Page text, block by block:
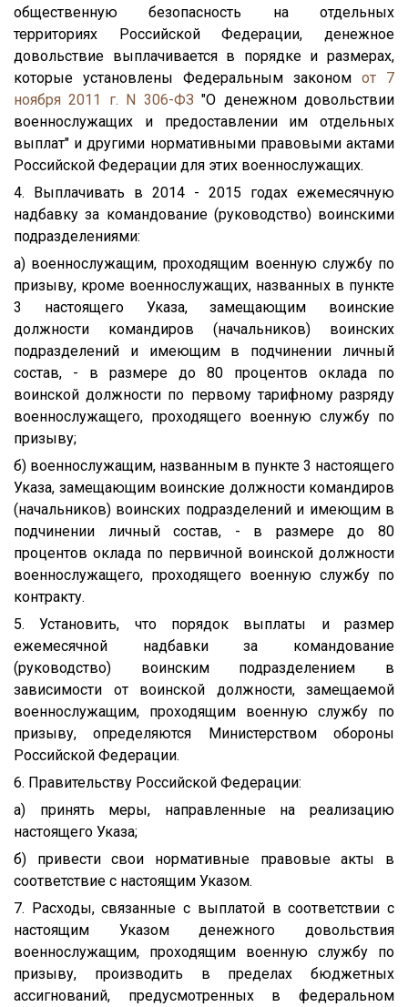
общественную безопасность на отдельных
территориях Российской Федерации, денежное
довольствие выплачивается в порядке и размерах,
которые установлены Федеральным законом от 7
ноября 2011 г. N 306-ФЗ "О денежном довольствии
военнослужащих и предоставлении им отдельных
выплат" и другими нормативными правовыми актами
Российской Федерации для этих военнослужащих.
4. Выплачивать в 2014 - 2015 годах ежемесячную
надбавку за командование (руководство) воинскими
подразделениями:
а) военнослужащим, проходящим военную службу по
призыву, кроме военнослужащих, названных в пункте
3 настоящего Указа, замещающим воинские
должности командиров (начальников) воинских
подразделений и имеющим в подчинении личный
состав, - в размере до 80 процентов оклада по
воинской должности по первому тарифному разряду
военнослужащего, проходящего военную службу по
призыву;
б) военнослужащим, названным в пункте 3 настоящего
Указа, замещающим воинские должности командиров
(начальников) воинских подразделений и имеющим в
подчинении личный состав, - в размере до 80
процентов оклада по первичной воинской должности
военнослужащего, проходящего военную службу по
контракту.
5. Установить, что порядок выплаты и размер
ежемесячной надбавки за командование
(руководство) воинским подразделением в
зависимости от воинской должности, замещаемой
военнослужащим, проходящим военную службу по
призыву, определяются Министерством обороны
Российской Федерации.
6. Правительству Российской Федерации:
а) принять меры, направленные на реализацию
настоящего Указа;
б) привести свои нормативные правовые акты в
соответствие с настоящим Указом.
7. Расходы, связанные с выплатой в соответствии с
настоящим Указом денежного довольствия
военнослужащим, проходящим военную службу по
призыву, производить в пределах бюджетных
ассигнований, предусмотренных в федеральном